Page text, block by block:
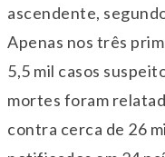
ascendente,
Apenas nos três
5,5 mil casos
mortes foram
contra cerca de 26